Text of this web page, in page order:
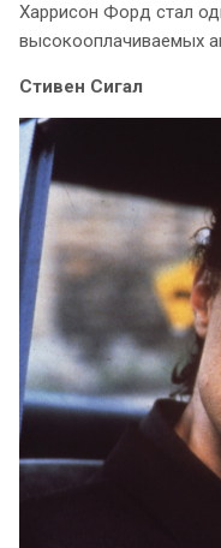
Харрисон Форд стал
высокооплачиваемых
Стивен Сигал